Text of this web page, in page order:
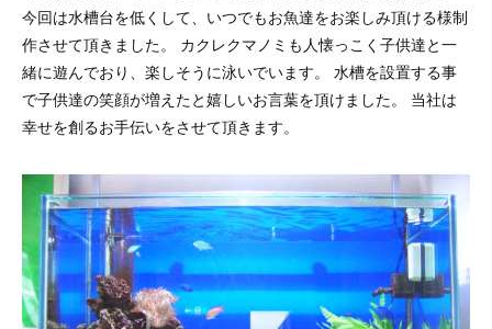
今回は水槽台を低くして、いつでもお魚達をお楽しみ頂ける様制
作させて頂きました。 カクレクマノミも人懐っこく子供達と一
緒に遊んでおり、楽しそうに泳いでいます。 水槽を設置する事
で子供達の笑顔が増えたと嬉しいお言葉を頂けました。 当社は
幸せを創るお手伝いをさせて頂きます。